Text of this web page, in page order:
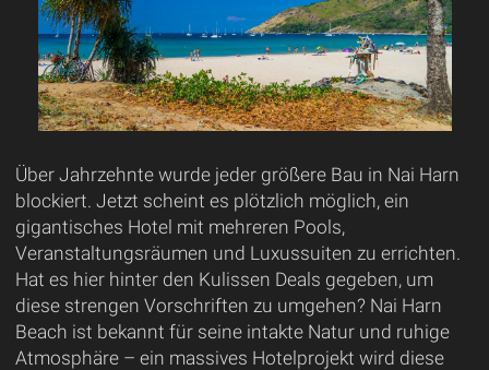
Über Jahrzehnte wurde jeder größere Bau in Nai Harn
blockiert. Jetzt scheint es plötzlich möglich, ein
gigantisches Hotel mit mehreren Pools,
Veranstaltungsräumen und Luxussuiten zu errichten.
Hat es hier hinter den Kulissen Deals gegeben, um
diese strengen Vorschriften zu umgehen? Nai Harn
Beach ist bekannt für seine intakte Natur und ruhige
Atmosphäre – ein massives Hotelprojekt wird diese